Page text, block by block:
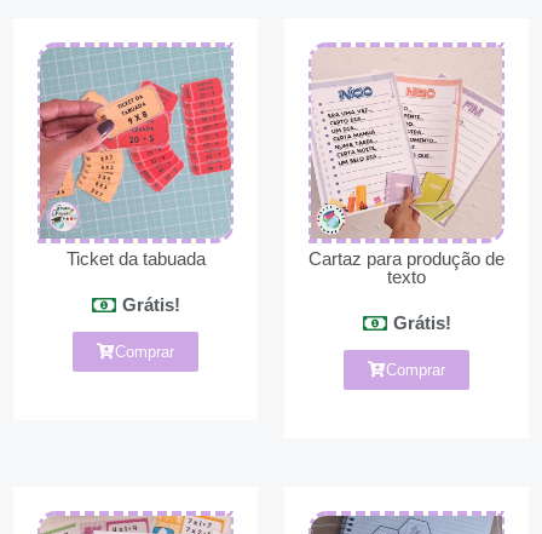
Ticket da tabuada
Grátis!
Comprar
Cartaz para produção de
texto
Grátis!
Comprar